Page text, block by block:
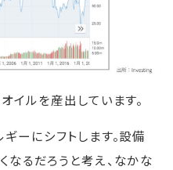
イルを産出しています。
ーにシフトします。設備
なるだろうと考え、なかな